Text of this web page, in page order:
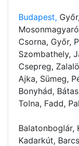
Budapest,
Csorna, Győr,
Szombathely,
Csepreg,
Ajka, Sümeg,
Bonyhád,
Tolna, Fadd,
Balatonboglár,
Kadarkút,